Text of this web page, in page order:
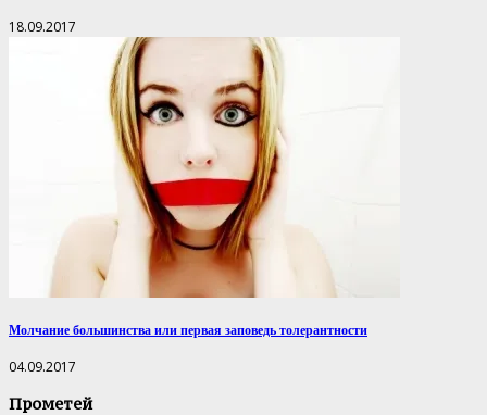
18.09.2017
Молчание большинства или первая заповедь толерантности
04.09.2017
Прометей